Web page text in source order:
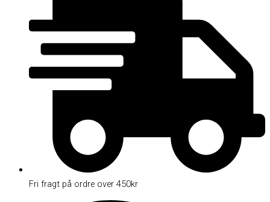
Fri fragt på ordre over 450kr